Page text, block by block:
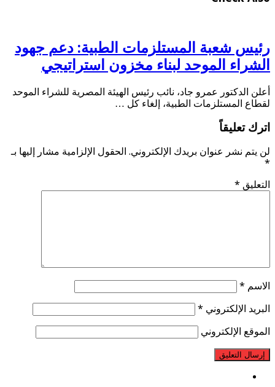
رئيس شعبة المستلزمات الطبية: دعم جهود
الشراء الموحد لبناء مخزون استراتيجي
أعلن الدكتور عمرو جاد، نائب رئيس الهيئة المصرية للشراء الموحد
لقطاع المستلزمات الطبية، إلغاء كل …
اترك تعليقاً
لن يتم نشر عنوان بريدك الإلكتروني. الحقول الإلزامية مشار إليها بـ
*
التعليق *
الاسم *
البريد الإلكتروني *
الموقع الإلكتروني